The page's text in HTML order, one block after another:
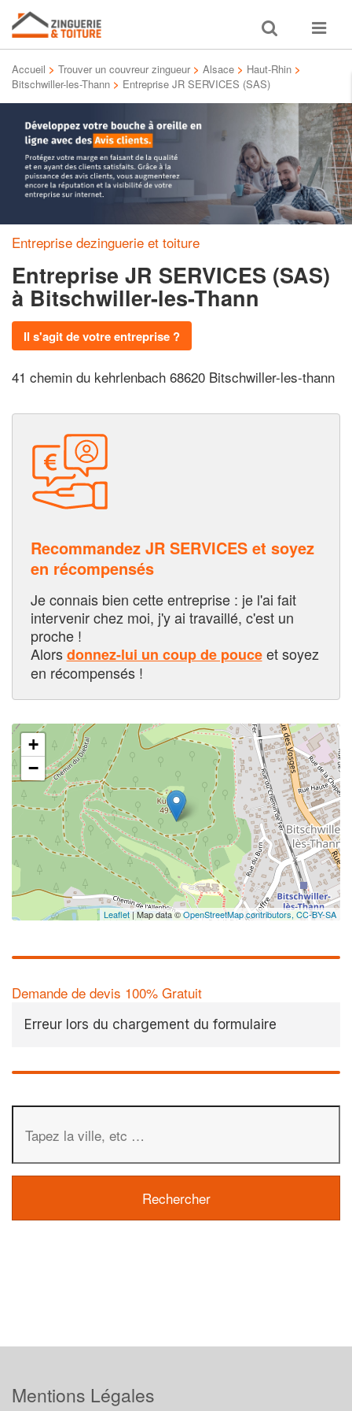
Toggle
search
Toggle
Accueil > Trouver un couvreur zingueur > Alsace > Haut-Rhin >
Bitschwiller-les-Thann > Entreprise JR SERVICES (SAS)
Entreprise dezinguerie et toiture
Entreprise JR SERVICES (SAS)
à Bitschwiller-les-Thann
Il s'agit de votre entreprise ?
41 chemin du kehrlenbach 68620 Bitschwiller-les-thann
Recommandez JR SERVICES et soyez
en récompensés
Je connais bien cette entreprise : je l'ai fait
intervenir chez moi, j'y ai travaillé, c'est un
proche !
Alorsdonnez-lui un coup de pouceet soyez
en récompensés !
+
−
Leaflet | Map data ©OpenStreetMap contributors, CC-BY-SA
Demande de devis 100% Gratuit
Erreur lors du chargement du formulaire
Mentions Légales